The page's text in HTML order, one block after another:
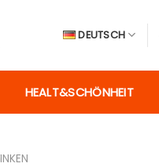
DEUTSCH
HEALT&SCHÖNHEIT